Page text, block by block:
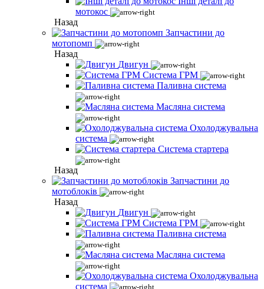
мотокос
Назад
Запчастини до
мотопомп
Назад
Двигун
Система ГРМ
Паливна система
Масляна система
Охолоджувальна
система
Система стартера
Назад
Запчастини до
мотоблоків
Назад
Двигун
Система ГРМ
Паливна система
Масляна система
Охолоджувальна
система